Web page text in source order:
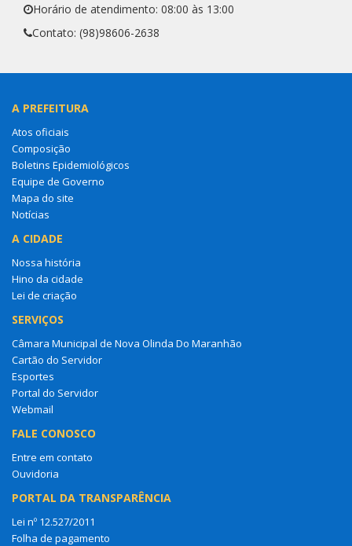
Horário de atendimento: 08:00 às 13:00
Contato: (98)98606-2638
A PREFEITURA
Atos oficiais
Composição
Boletins Epidemiológicos
Equipe de Governo
Mapa do site
Notícias
A CIDADE
Nossa história
Hino da cidade
Lei de criação
SERVIÇOS
Câmara Municipal de Nova Olinda Do Maranhão
Cartão do Servidor
Esportes
Portal do Servidor
Webmail
FALE CONOSCO
Entre em contato
Ouvidoria
PORTAL DA TRANSPARÊNCIA
Lei nº 12.527/2011
Folha de pagamento